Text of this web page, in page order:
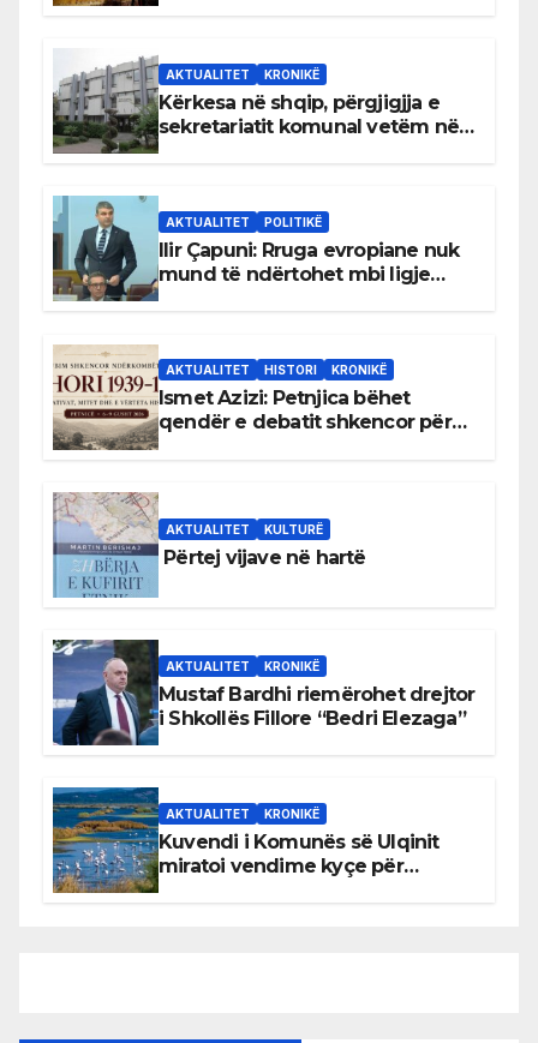
AKTUALITET KRONIKË
Kërkesa në shqip, përgjigjja e
sekretariatit komunal vetëm në
AKTUALITET POLITIKË
Ilir Çapuni: Rruga evropiane nuk
mund të ndërtohet mbi ligje
AKTUALITET HISTORI KRONIKË
Ismet Azizi: Petnjica bëhet
qendër e debatit shkencor për
AKTUALITET KULTURË
Përtej vijave në hartë
AKTUALITET KRONIKË
Mustaf Bardhi riemërohet drejtor
i Shkollës Fillore “Bedri Elezaga”
AKTUALITET KRONIKË
Kuvendi i Komunës së Ulqinit
miratoi vendime kyçe për